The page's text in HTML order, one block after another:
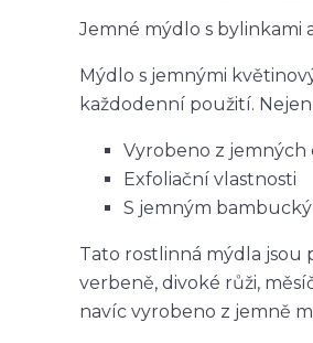
Jemné mýdlo s bylinkami
Mýdlo s jemnými
každodenní použití.
Vyrobeno z
Exfoliační vlastnosti
S jemným
Tato rostlinná mýdla jsou
verbeně, divoké růži,
navíc vyrobeno z jemně